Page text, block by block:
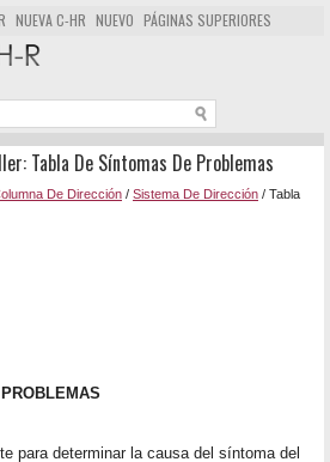
NUEVA C-HR NUEVO PÁGINAS SUPERIORES
Tabla De Síntomas De Problemas
De Dirección / Sistema De Dirección / Tabla
para determinar la causa del síntoma del